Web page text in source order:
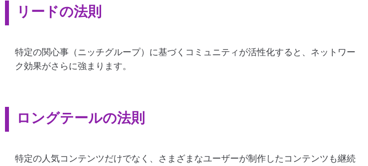
リードの法則
特定の関心事（ニッチグループ）に基づくコミュニティが活性化すると、ネットワー
ク効果がさらに強まります。
ロングテールの法則
特定の人気コンテンツだけでなく、さまざまなユーザーが制作したコンテンツも継続